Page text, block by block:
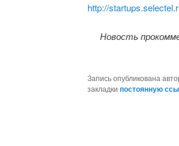
http://
Новость
Запись опубликована
закладки постоянную